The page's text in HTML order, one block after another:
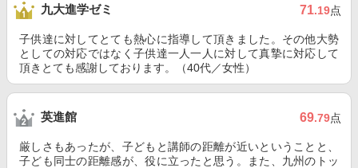
九大進学ゼミ 71.19点
子供達に対してとても熱心に指導して頂きました。その他大勢
としての対応ではなく子供達一人一人に対して真摯に対応して
頂きとても感謝しております。（40代／女性）
英進館 69.79点
厳しさもあったが、子どもと講師の距離が近いということと、
子ども同士の距離感が、役に立ったと思う。また、九州のトッ